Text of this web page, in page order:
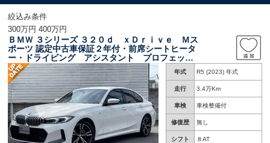
絞込み条件
300万円 400万円
ＢＭＷ ３シリーズ ３２０ｄ ｘＤｒｉｖｅ Ｍス
ポーツ 認定中古車保証２年付・前席シートヒータ
ー・ドライビング アシスタント プロフェッシ
ョナル・アラウンドビューモニター・ハーフレザ
ーシート・ヘッドアップディスプレイ・アップル
カープレイ
年式 R5 (2023) 年式
走行 3.4万Km
車検 車検整備付
修復歴 無し
シフト ８AT